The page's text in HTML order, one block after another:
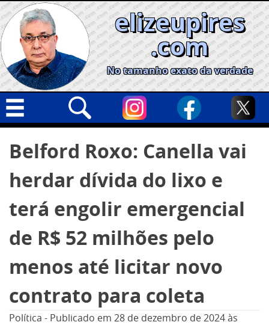
Skip
to
content
elizeupires
.com
No tamanho exato da verdade
Geral
Cidades
Política
Opinião
Informe especial
por:
Belford Roxo: Canella vai
herdar dívida do lixo e
terá engolir emergencial
de R$ 52 milhões pelo
menos até licitar novo
contrato para coleta
Política - Publicado em 28 de dezembro de 2024às